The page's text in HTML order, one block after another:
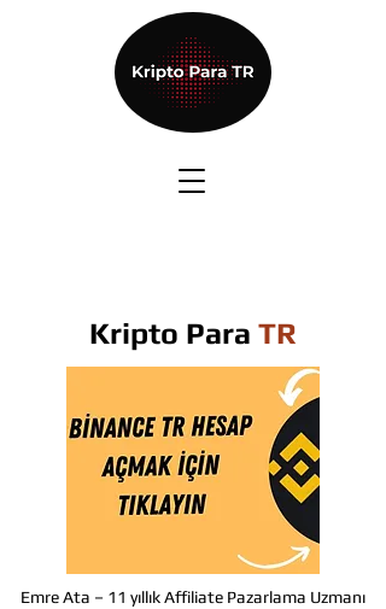
Kripto Para TR
Emre Ata – 11 yıllık Affiliate Pazarlama Uzmanı